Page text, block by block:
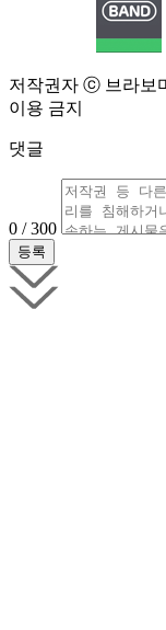
저작권자 ⓒ 브라보
이용 금지
댓글
0 / 300